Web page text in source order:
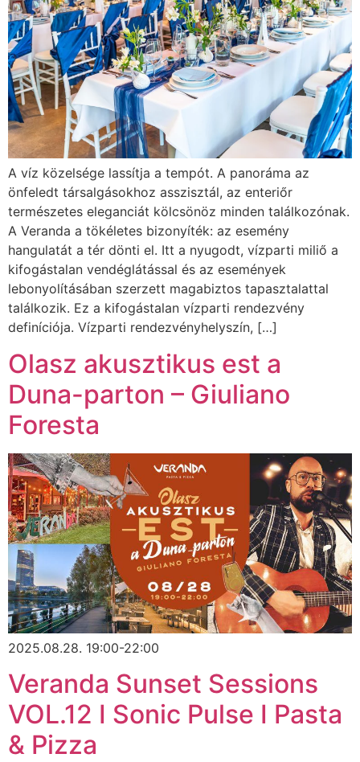
A víz közelsége lassítja a tempót. A panoráma az
önfeledt társalgásokhoz asszisztál, az enteriőr
természetes eleganciát kölcsönöz minden találkozónak.
A Veranda a tökéletes bizonyíték: az esemény
hangulatát a tér dönti el. Itt a nyugodt, vízparti miliő a
kifogástalan vendéglátással és az események
lebonyolításában szerzett magabiztos tapasztalattal
találkozik. Ez a kifogástalan vízparti rendezvény
definíciója. Vízparti rendezvényhelyszín, […]
Olasz akusztikus est a
Duna-parton – Giuliano
Foresta
2025.08.28. 19:00-22:00
Veranda Sunset Sessions
VOL.12 I Sonic Pulse I Pasta
& Pizza